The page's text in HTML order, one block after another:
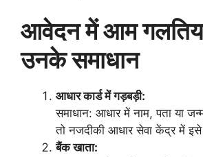
आवेदन में आम
उनके समाधान
आधार कार्ड में गड़बड़ी:
समाधान: आधार में नाम, पता या
तो नजदीकी आधार सेवा केंद्र में इसे
बैंक खाता: